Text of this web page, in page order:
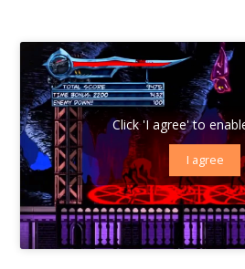
Click 'I agree' to
I agree